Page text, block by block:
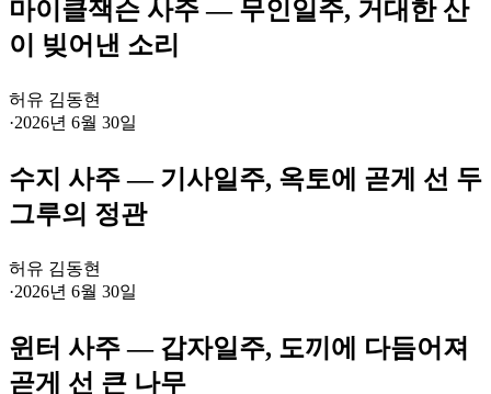
마이클잭슨 사주 — 무인일주, 거대한 산
이 빚어낸 소리
허유 김동현
·2026년 6월 30일
수지 사주 — 기사일주, 옥토에 곧게 선 두
그루의 정관
허유 김동현
·2026년 6월 30일
윈터 사주 — 갑자일주, 도끼에 다듬어져
곧게 선 큰 나무